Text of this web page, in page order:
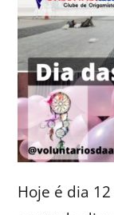
Hoje é dia